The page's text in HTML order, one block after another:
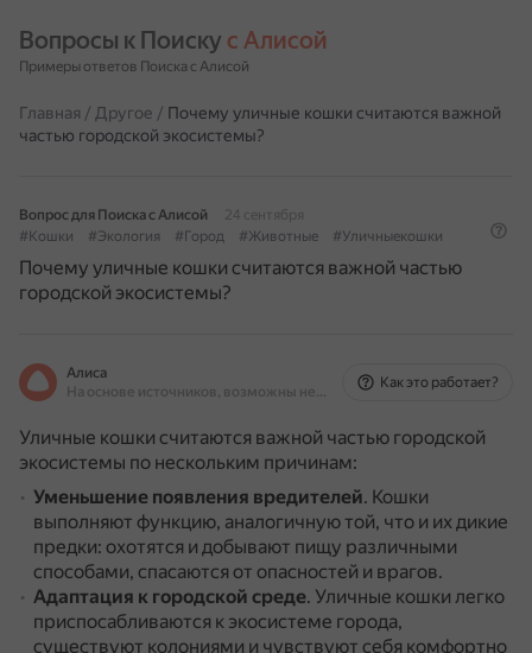
Вопросы к Поиску с Алисой
Примеры ответов Поиска с Алисой
Главная / Другое / Почему уличные кошки считаются важной
частью городской экосистемы?
Вопрос для Поиска с Алисой
24 сентября
#Кошки
#Экология #Город #Животные #Уличныекошки
Почему уличные кошки считаются важной частью
городской экосистемы?
Алиса
На основе источников, возможны неточности
Как это работает?
Уличные кошки считаются важной частью городской
экосистемы по нескольким причинам:
Уменьшение появления вредителей. Кошки
выполняют функцию, аналогичную той, что и их дикие
предки: охотятся и добывают пищу различными
способами, спасаются от опасностей и врагов.
Адаптация к городской среде. Уличные кошки легко
приспосабливаются к экосистеме города,
существуют колониями и чувствуют себя комфортно